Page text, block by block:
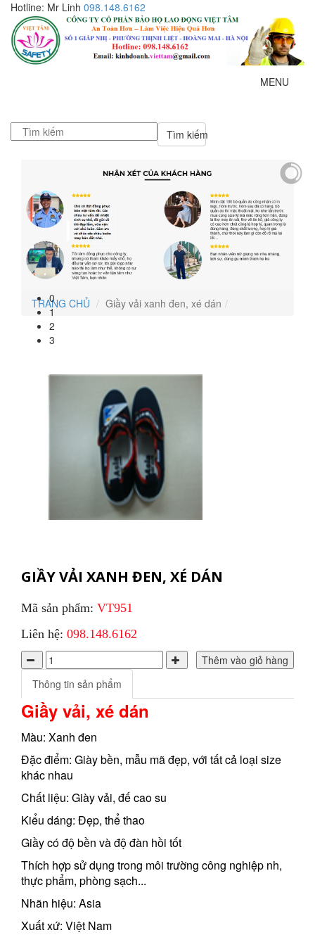
Hotline: Mr Linh 098.148.6162
MENU
Tìm kiếm
0
1
2
3
TRANG CHỦ Giầy vải xanh đen, xé dán
GIẦY VẢI XANH ĐEN, XÉ DÁN
Mã sản phẩm: VT951
Liên hệ: 098.148.6162
Thêm vào giỏ hàng
Thông tin sản phẩm
Giầy vải, xé dán
Màu: Xanh đen
Đặc điểm: Giày bền, mẫu mã đẹp, với tất cả loại size
khác nhau
Chất liệu: Giày vải, đế cao su
Kiểu dáng: Đẹp, thể thao
Giầy có độ bền và độ đàn hồi tốt
Thích hợp sử dụng trong môi trường công nghiệp nh,
thực phẩm, phòng sạch...
Nhãn hiệu: Asia
Xuất xứ: Việt Nam